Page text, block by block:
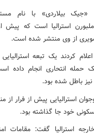
۱۸ ساله «جیک بیلاردی» با نام
ملبورن استرالیا است که پیش
از وی منتشر شده است.
اعلام کردند یک تبعه
حمله انتحاری انجام داده
باطل شده بود.
استرالیایی پیش از فرار از
خود جا گذاشته بود.
استرالیا گفت: مقامات